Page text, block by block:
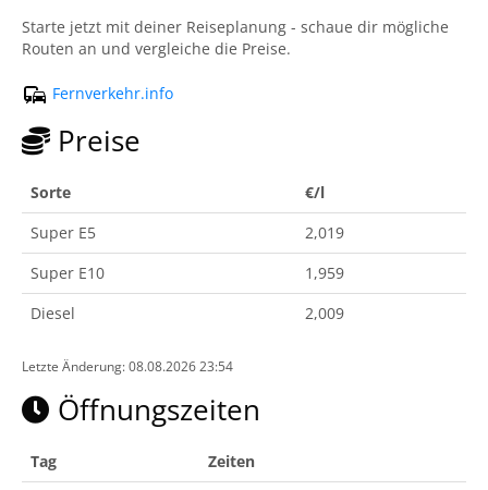
Starte jetzt mit deiner Reiseplanung - schaue dir mögliche
Routen an und vergleiche die Preise.
Fernverkehr.info
Preise
Sorte
€/l
Super E5
2,019
Super E10
1,959
Diesel
2,009
Letzte Änderung: 08.08.2026 23:54
Öffnungszeiten
Tag
Zeiten